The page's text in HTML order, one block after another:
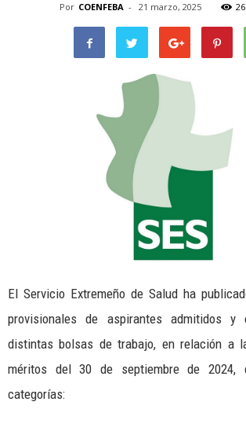
Por COENFEBA - 21 marzo, 2025
El Servicio Extremeño de Salud ha
provisionales de aspirantes admitidos y
distintas bolsas de trabajo, en relación a
méritos del 30 de septiembre de 2024,
categorías: